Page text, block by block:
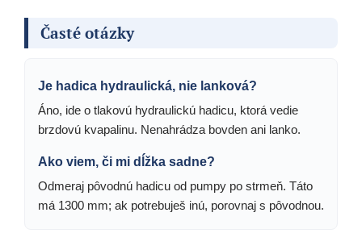
Časté otázky
Je hadica hydraulická, nie lanková?
Áno, ide o tlakovú hydraulickú hadicu, ktorá vedie
brzdovú kvapalinu. Nenahrádza bovden ani lanko.
Ako viem, či mi dĺžka sadne?
Odmeraj pôvodnú hadicu od pumpy po strmeň. Táto
má 1300 mm; ak potrebuješ inú, porovnaj s pôvodnou.